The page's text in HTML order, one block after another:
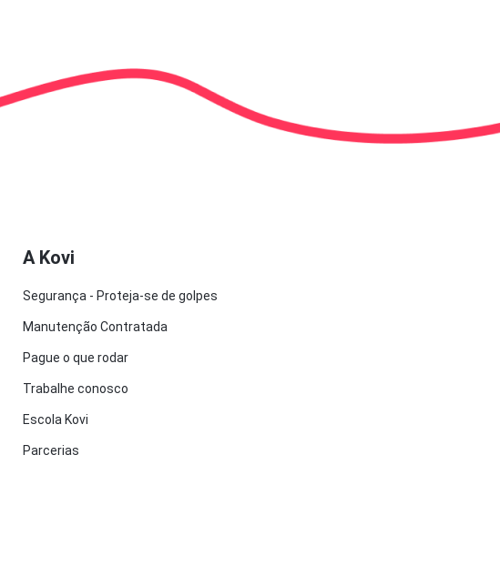
A Kovi
Segurança - Proteja-se de golpes
Manutenção Contratada
Pague o que rodar
Trabalhe conosco
Escola Kovi
Parcerias